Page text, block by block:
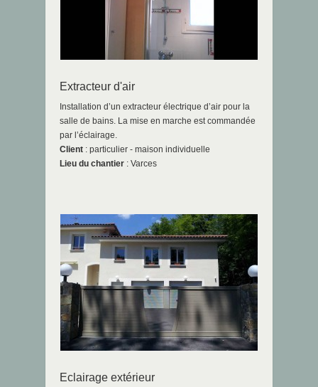
Extracteur d'air
Installation d’un extracteur électrique d’air pour la
salle de bains. La mise en marche est commandée
par l’éclairage.
Client : particulier - maison individuelle
Lieu du chantier : Varces
Eclairage extérieur